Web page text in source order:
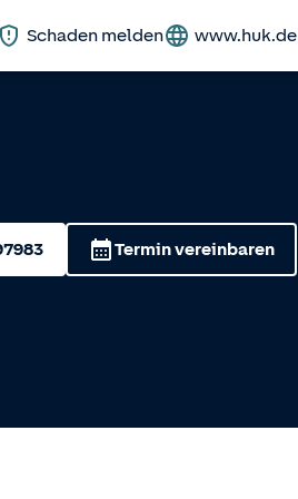
Schaden melden www.huk.de
Termin vereinbaren